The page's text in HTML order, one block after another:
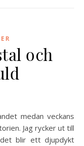
och
Jag rycker ut till
blir ett djupdykt